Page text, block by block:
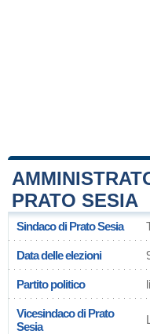
PRATO SESIA
Sindaco di Prato Sesia
Data delle elezioni
Partito politico
Vicesindaco di Prato
Sesia